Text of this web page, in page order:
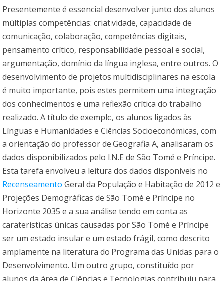
Presentemente é essencial desenvolver junto dos alunos
múltiplas competências: criatividade, capacidade de
comunicação, colaboração, competências digitais,
pensamento crítico, responsabilidade pessoal e social,
argumentação, domínio da língua inglesa, entre outros. O
desenvolvimento de projetos multidisciplinares na escola
é muito importante, pois estes permitem uma integração
dos conhecimentos e uma reflexão crítica do trabalho
realizado. A título de exemplo, os alunos ligados às
Línguas e Humanidades e Ciências Socioeconómicas, com
a orientação do professor de Geografia A, analisaram os
dados disponibilizados pelo I.N.E de São Tomé e Príncipe.
Esta tarefa envolveu a leitura dos dados disponíveis no
Recenseamento Geral da População e Habitação de 2012 e
Projeções Demográficas de São Tomé e Príncipe no
Horizonte 2035 e a sua análise tendo em conta as
caraterísticas únicas causadas por São Tomé e Príncipe
ser um estado insular e um estado frágil, como descrito
amplamente na literatura do Programa das Unidas para o
Desenvolvimento. Um outro grupo, constituído por
alunos da área de Ciências e Tecnologias contribuiu para